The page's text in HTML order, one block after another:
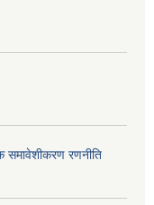
समावेशीकरण रणनीति